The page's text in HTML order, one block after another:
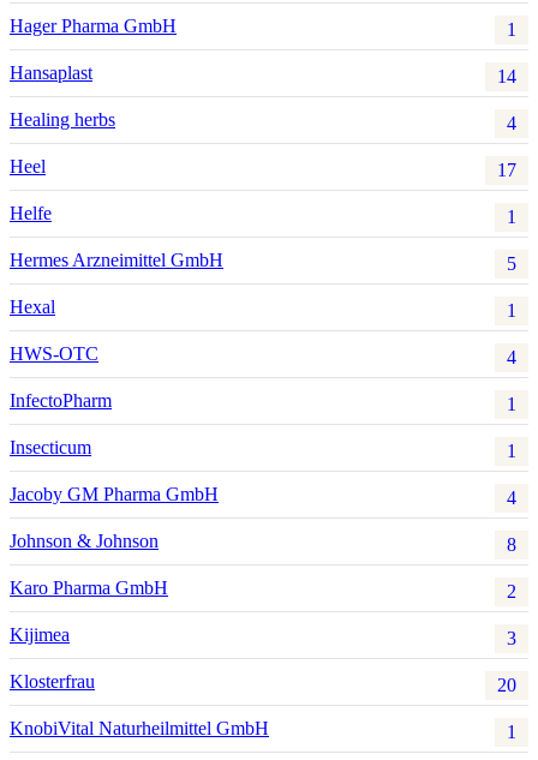
Hager Pharma GmbH 1
Hansaplast 14
Healing herbs 4
Heel 17
Helfe 1
Hermes Arzneimittel GmbH 5
Hexal 1
HWS-OTC 4
InfectoPharm 1
Insecticum 1
Jacoby GM Pharma GmbH 4
Johnson & Johnson 8
Karo Pharma GmbH 2
Kijimea 3
Klosterfrau 20
KnobiVital Naturheilmittel GmbH 1